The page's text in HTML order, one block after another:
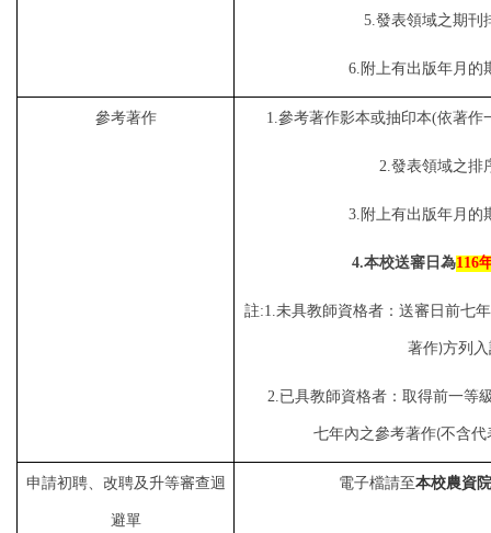
5.發表領域之期刊
6. 附上有出版年月的
參考著作 1.參考著作影本或抽印本(依著作
2.發表領域之排
3. 附上有出版年月的
4.本校送審日為116
註:1.未具教師資格者： 送審日前七
著作)方列
2.已具教師資格者：取得前一等
七年內之參考著作(不含代
申請初聘、改聘及升等審查迴
避單
電子檔請至本校農資院